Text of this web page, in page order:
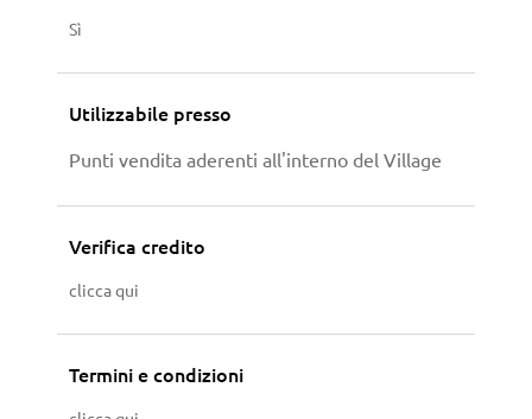
Sì
Utilizzabile presso
Punti vendita aderenti all'interno del Village
Verifica credito
clicca qui
Termini e condizioni